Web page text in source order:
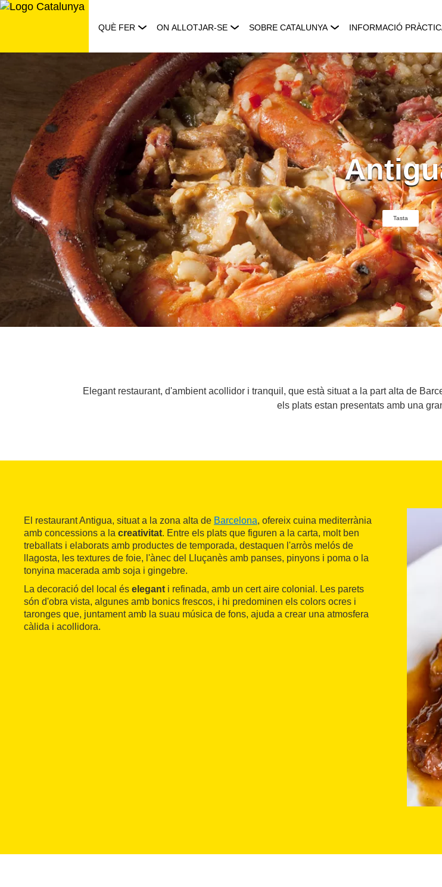
Saltar
QUÈ FER ON ALLOTJAR-SE SOBRE CATALUNYA INFORMACIÓ
Tasta
Elegant restaurant, d'ambient acollidor i tranquil, que està situat a la part alta de
els plats estan presentats amb una
El restaurant Antigua, situat a la zona alta de Barcelona, ofereix cuina mediterrània
amb concessions a la creativitat. Entre els plats que figuren a la carta, molt ben
treballats i elaborats amb productes de temporada, destaquen l'arròs melós de
llagosta, les textures de foie, l'ànec del Lluçanès amb panses, pinyons i poma o la
tonyina macerada amb soja i gingebre.
La decoració del local és elegant i refinada, amb un cert aire colonial. Les parets
són d'obra vista, algunes amb bonics frescos, i hi predominen els colors ocres i
taronges que, juntament amb la suau música de fons, ajuda a crear una atmosfera
càlida i acollidora.